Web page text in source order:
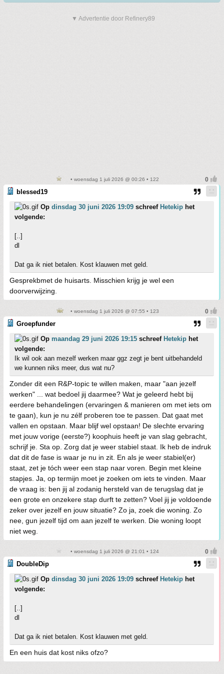
▼ Advertentie door Refinery89
• woensdag 1 juli 2026 @ 00:26 • 122
blessed19
Op dinsdag 30 juni 2026 19:09 schreef Hetekip het
volgende:
[..]
dl
Dat ga ik niet betalen. Kost klauwen met geld.
Gesprekbmet de huisarts. Misschien krijg je wel een
doorverwijzing.
• woensdag 1 juli 2026 @ 07:55 • 123
Groepfunder
Op maandag 29 juni 2026 19:15 schreef Hetekip het
volgende:
Ik wil ook aan mezelf werken maar ggz zegt je bent uitbehandeld
we kunnen niks meer, dus wat nu?
Zonder dit een R&P-topic te willen maken, maar "aan jezelf
werken" ... wat bedoel jij daarmee? Wat je geleerd hebt bij
eerdere behandelingen (ervaringen & manieren om met iets om
te gaan), kun je nu zélf proberen toe te passen. Dat gaat met
vallen en opstaan. Maar blijf wel opstaan! De slechte ervaring
met jouw vorige (eerste?) koophuis heeft je van slag gebracht,
schrijf je. Sta op. Zorg dat je weer stabiel staat. Ik heb de indruk
dat dit de fase is waar je nu in zit. En als je weer stabiel(er)
staat, zet je tóch weer een stap naar voren. Begin met kleine
stapjes. Ja, op termijn moet je zoeken om iets te vinden. Maar
de vraag is: ben jij al zodanig hersteld van de terugslag dat je
een grote en onzekere stap durft te zetten? Voel jij je voldoende
zeker over jezelf en jouw situatie? Zo ja, zoek die woning. Zo
nee, gun jezelf tijd om aan jezelf te werken. Die woning loopt
niet weg.
• woensdag 1 juli 2026 @ 21:01 • 124
DoubleDip
Op dinsdag 30 juni 2026 19:09 schreef Hetekip het
volgende:
[..]
dl
Dat ga ik niet betalen. Kost klauwen met geld.
En een huis dat kost niks ofzo?